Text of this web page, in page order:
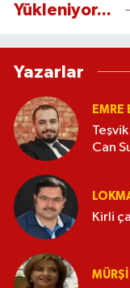
Yükleniyor...
Yazarlar
EMRE
Can
Kirli